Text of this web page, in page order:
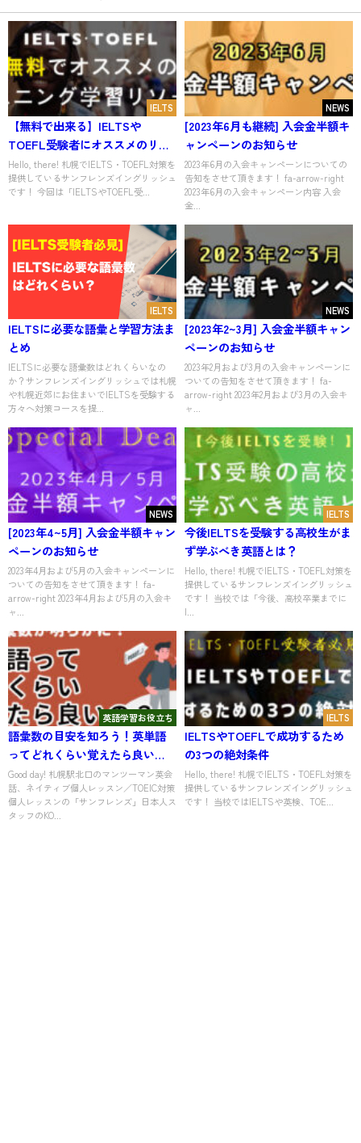
IELTS
【無料で出来る】IELTSや
TOEFL受験者にオススメのリス
ニング学習リソース
Hello, there! 札幌でIELTS・TOEFL対策を
提供しているサンフレンズイングリッシュ
です！ 今回は「IELTSやTOEFL受...
NEWS
[2023年6月も継続] 入会金半額キ
ャンペーンのお知らせ
2023年6月の入会キャンペーンについての
告知をさせて頂きます！ fa-arrow-right
2023年6月の入会キャンペーン内容 入会
金...
IELTS
IELTSに必要な語彙と学習方法ま
とめ
IELTSに必要な語彙数はどれくらいなの
か？サンフレンズイングリッシュでは札幌
や札幌近郊にお住まいでIELTSを受験する
方々へ対策コースを提...
NEWS
[2023年2~3月] 入会金半額キャン
ペーンのお知らせ
2023年2月および3月の入会キャンペーンに
ついての告知をさせて頂きます！ fa-
arrow-right 2023年2月および3月の入会キ
ャ...
NEWS
[2023年4~5月] 入会金半額キャン
ペーンのお知らせ
2023年4月および5月の入会キャンペーンに
ついての告知をさせて頂きます！ fa-
arrow-right 2023年4月および5月の入会キ
ャ...
IELTS
今後IELTSを受験する高校生がま
ず学ぶべき英語とは？
Hello, there! 札幌でIELTS・TOEFL対策を
提供しているサンフレンズイングリッシュ
です！ 当校では「今後、高校卒業までに
I...
英語学習お役立ち
語彙数の目安を知ろう！英単語
ってどれくらい覚えたら良い
の？
Good day! 札幌駅北口のマンツーマン英会
話、ネイティブ個人レッスン／TOEIC対策
個人レッスンの「サンフレンズ」日本人ス
タッフのKO...
IELTS
IELTSやTOEFLで成功するため
の3つの絶対条件
Hello, there! 札幌でIELTS・TOEFL対策を
提供しているサンフレンズイングリッシュ
です！ 当校ではIELTSや英検、TOE...